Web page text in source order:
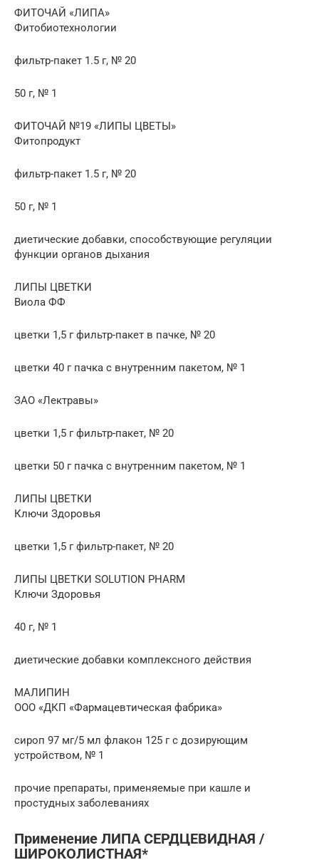
ФИТОЧАЙ «ЛИПА»
Фитобиотехнологии
фильтр-пакет 1.5 г, № 20
50 г, № 1
ФИТОЧАЙ №19 «ЛИПЫ ЦВЕТЫ»
Фитопродукт
фильтр-пакет 1.5 г, № 20
50 г, № 1
диетические добавки, способствующие регуляции
функции органов дыхания
ЛИПЫ ЦВЕТКИ
Виола ФФ
цветки 1,5 г фильтр-пакет в пачке, № 20
цветки 40 г пачка с внутренним пакетом, № 1
ЗАО «Лектравы»
цветки 1,5 г фильтр-пакет, № 20
цветки 50 г пачка с внутренним пакетом, № 1
ЛИПЫ ЦВЕТКИ
Ключи Здоровья
цветки 1,5 г фильтр-пакет, № 20
ЛИПЫ ЦВЕТКИ SOLUTION PHARM
Ключи Здоровья
40 г, № 1
диетические добавки комплексного действия
МАЛИПИН
ООО «ДКП «Фармацевтическая фабрика»
сироп 97 мг/5 мл флакон 125 г с дозирующим
устройством, № 1
прочие препараты, применяемые при кашле и
простудных заболеваниях
Применение ЛИПА СЕРДЦЕВИДНАЯ /
ШИРОКОЛИСТНАЯ*